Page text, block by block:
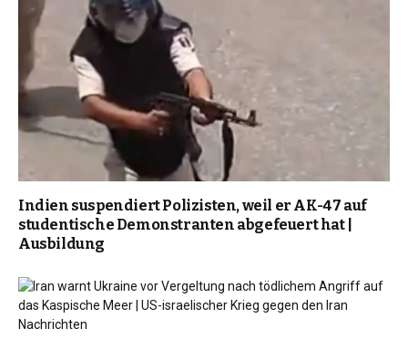
Indien suspendiert Polizisten, weil er AK-47 auf
studentische Demonstranten abgefeuert hat |
Ausbildung